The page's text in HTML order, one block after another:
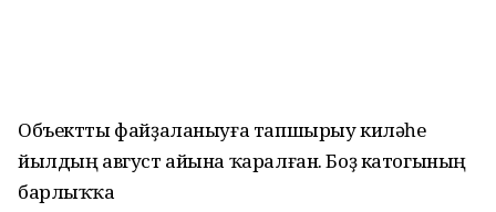
Объектты файҙаланыуға тапшырыу киләһе
йылдың август айына ҡаралған. Боҙ катогының
барлыҡҡа